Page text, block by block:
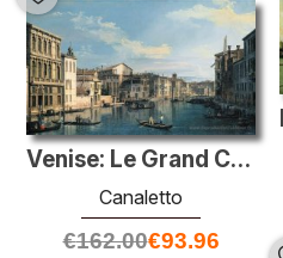
Venise: Le Grand Canal de Palazzo Flangini à l'église de San Mar
Canaletto
€162.00€93.96